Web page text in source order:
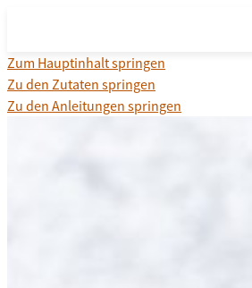
Zum Hauptinhalt springen
Zu den Zutaten springen
Zu den Anleitungen springen